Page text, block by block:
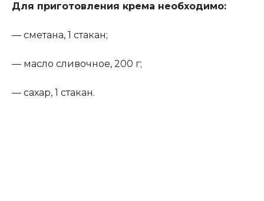
Для приготовления крема необходимо:
— сметана, 1 стакан;
— масло сливочное, 200 г;
— сахар, 1 стакан.